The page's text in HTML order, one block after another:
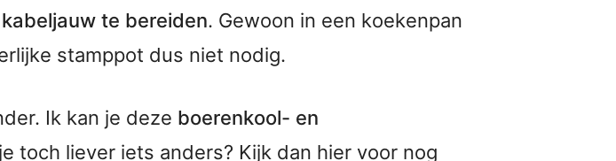
te bereiden. Gewoon in een koekenpan
stamppot dus niet nodig.
Ik kan je deze boerenkool- en
toch liever iets anders? Kijk dan hier voor nog